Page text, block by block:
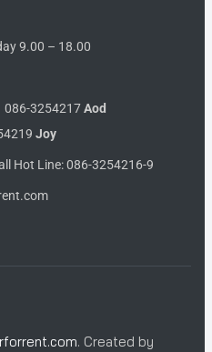
9.00 – 18.00
086-3254217Aod
Joy
Hot Line: 086-3254216-9
. Created by